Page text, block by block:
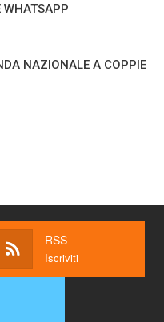
WHATSAPP
NAZIONALE A COPPIE
RSS
Iscriviti